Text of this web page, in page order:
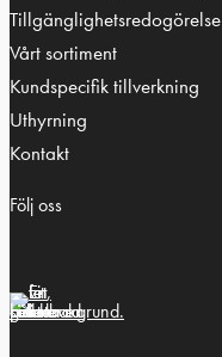
Tillgänglighetsredogörelse
Vårt sortiment
Kundspecifik tillverkning
Uthyrning
Kontakt
Följ oss